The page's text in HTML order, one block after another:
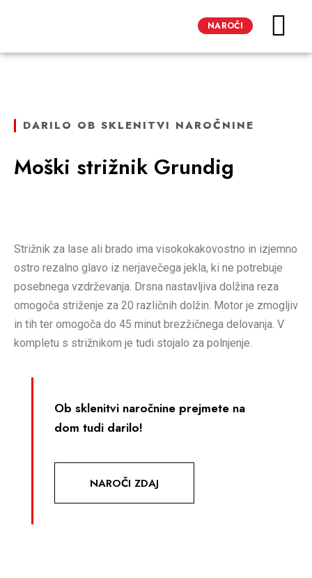
DARILO OB SKLENITVI NAROČNINE
Moški strižnik Grundig
Strižnik za lase ali brado ima visokokakovostno in izjemno
ostro rezalno glavo iz nerjavečega jekla, ki ne potrebuje
posebnega vzdrževanja. Drsna nastavljiva dolžina reza
omogoča striženje za 20 različnih dolžin. Motor je zmogljiv
in tih ter omogoča do 45 minut brezžičnega delovanja. V
kompletu s strižnikom je tudi stojalo za polnjenje.
Ob sklenitvi naročnine prejmete na
dom tudi darilo!
NAROČI ZDAJ